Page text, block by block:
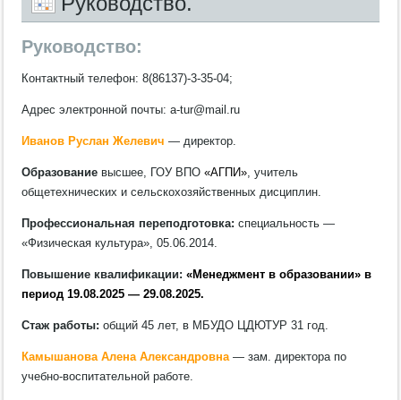
Руководство:
Контактный телефон: 8(86137)-3-35-04;
Адрес электронной почты: a-tur@mail.ru
Иванов Руслан Желевич — директор.
Образование высшее, ГОУ ВПО«АГПИ», учитель
общетехнических и сельскохозяйственных дисциплин.
Профессиональная переподготовка: специальность —
«Физическая культура», 05.06.2014.
Повышение квалификации:«Менеджмент в образовании» в
период 19.08.2025 — 29.08.2025.
Стаж работы: общий 45 лет, в МБУДО ЦДЮТУР 31 год.
Камышанова Алена Александровна— зам. директора по
учебно-воспитательной работе.